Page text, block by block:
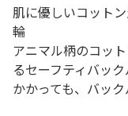
肌に優しいコット
輪
アニマル柄のコッ
るセーフティバッ
かかっても、バック